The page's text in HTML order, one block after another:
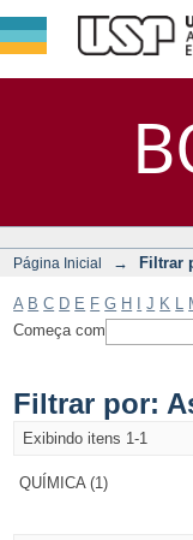
Página Inicial → Filtrar
A B C D E F G H J K
Começa com
Filtrar por:
Exibindo itens 1-1
QUÍMICA (1)